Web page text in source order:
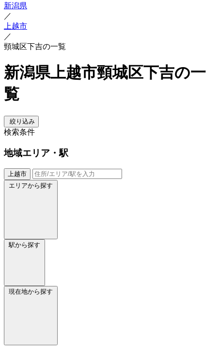
新潟県
／
上越市
／
頸城区下吉の一覧
新潟県上越市頸城区下吉の一
覧
絞り込み
検索条件
地域エリア・駅
上越市
エリアから探す
駅から探す
現在地から探す